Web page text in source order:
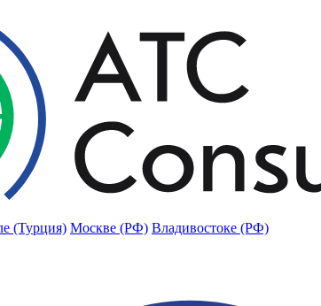
(Турция) Москве (РФ) Владивостоке (РФ)